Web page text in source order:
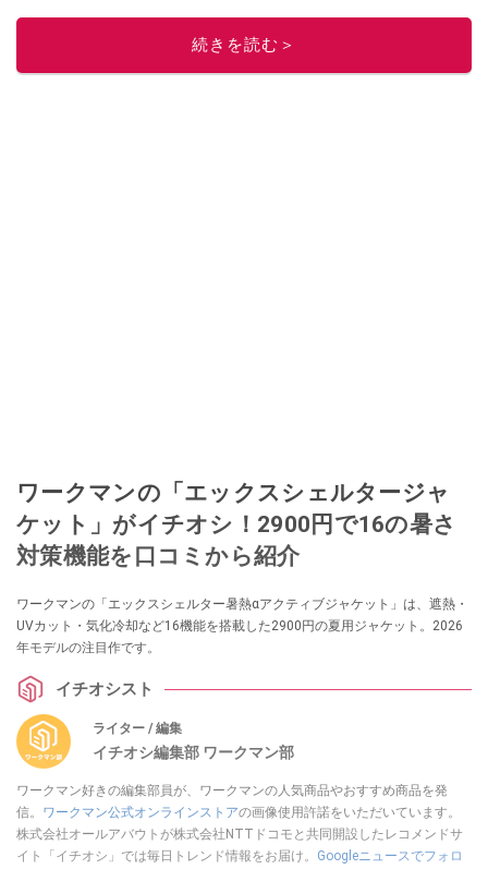
このイチオシストの他の記事を読む
続きを読む＞
ワークマンの「エックスシェルタージャ
ケット」がイチオシ！2900円で16の暑さ
対策機能を口コミから紹介
ワークマンの「エックスシェルター暑熱αアクティブジャケット」は、遮熱・
UVカット・気化冷却など16機能を搭載した2900円の夏用ジャケット。2026
年モデルの注目作です。
イチオシスト
ライター / 編集
イチオシ編集部 ワークマン部
ワークマン好きの編集部員が、ワークマンの人気商品やおすすめ商品を発
信。 ワークマン公式オンラインストアの画像使用許諾をいただいています。
株式会社オールアバウトが株式会社NTTドコモと共同開設したレコメンドサ
イト「イチオシ」では毎日トレンド情報をお届け。 Googleニュースでフォロ